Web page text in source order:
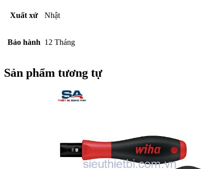
Xuất xứ Nhật
Bảo hành 12 Tháng
Sản phẩm tương tự